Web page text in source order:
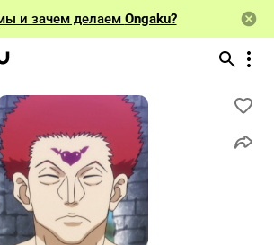
и зачем делаем Ongaku?